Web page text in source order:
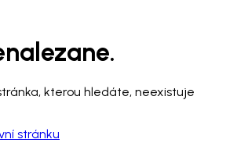
kterou hledáte, neexistuje
stránku